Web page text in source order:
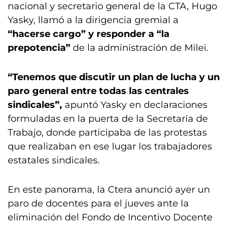
nacional y secretario general de la CTA, Hugo
Yasky, llamó a la dirigencia gremial a
“hacerse cargo” y responder a “la
prepotencia” de la administración de Milei.
“Tenemos que discutir un plan de lucha y un
paro general entre todas las centrales
sindicales”, apuntó Yasky en declaraciones
formuladas en la puerta de la Secretaría de
Trabajo, donde participaba de las protestas
que realizaban en ese lugar los trabajadores
estatales sindicales.
En este panorama, la Ctera anunció ayer un
paro de docentes para el jueves ante la
eliminación del Fondo de Incentivo Docente